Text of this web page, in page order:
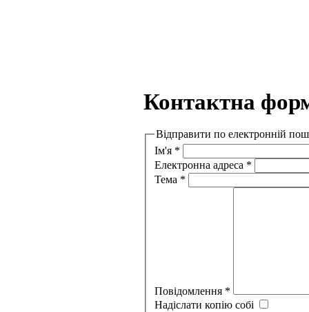
Контактна
Відправити по електронній
Ім'я *
Електронна адреса *
Тема *
Повідомлення *
Надіслати копію собі